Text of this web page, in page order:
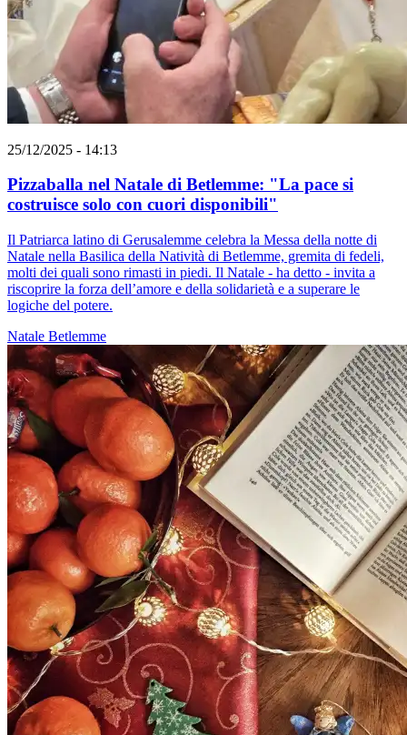
25/12/2025 - 14:13
Pizzaballa nel Natale di Betlemme: "La pace si
costruisce solo con cuori disponibili"
Il Patriarca latino di Gerusalemme celebra la Messa della notte di
Natale nella Basilica della Natività di Betlemme, gremita di fedeli,
molti dei quali sono rimasti in piedi. Il Natale - ha detto - invita a
riscoprire la forza dell’amore e della solidarietà e a superare le
logiche del potere.
Natale Betlemme